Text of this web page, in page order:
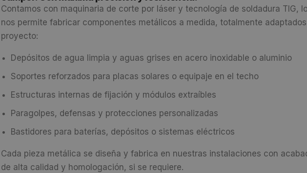
Contamos con maquinaria de corte por láser y tecnología de soldadura TIG,
nos permite fabricar componentes metálicos a medida, totalmente
proyecto:
Depósitos de agua limpia y aguas grises en acero inoxidable o aluminio
Soportes reforzados para placas solares o equipaje en el techo
Estructuras internas de fijación y módulos extraíbles
Paragolpes, defensas y protecciones personalizadas
Bastidores para baterías, depósitos o sistemas eléctricos
Cada pieza metálica se diseña y fabrica en nuestras instalaciones con
de alta calidad y homologación, si se requiere.